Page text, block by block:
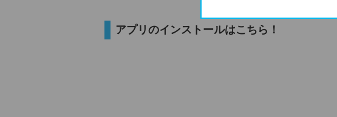
アプリのインストールはこちら！